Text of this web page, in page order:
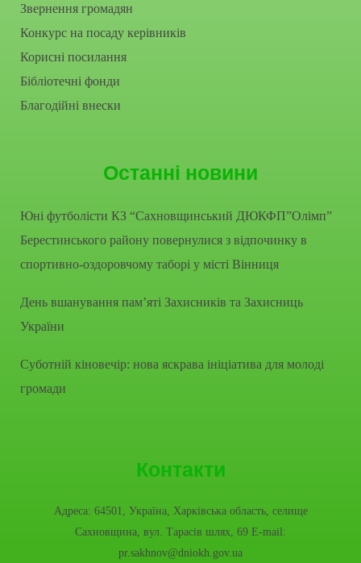
Звернення громадян
Конкурс на посаду керівників
Корисні посилання
Бібліотечні фонди
Благодійні внески
Останні новини
Юні футболісти КЗ “Сахновщинський ДЮКФП”Олімп”
Берестинського району повернулися з відпочинку в
спортивно-оздоровчому таборі у місті Вінниця
День вшанування пам’яті Захисників та Захисниць
України
Суботній кіновечір: нова яскрава ініціатива для молоді
громади
Контакти
Адреса: 64501, Україна, Харківська область, селище
Сахновщина, вул. Тарасів шлях, 69 E-mail:
pr.sakhnov@dniokh.gov.ua